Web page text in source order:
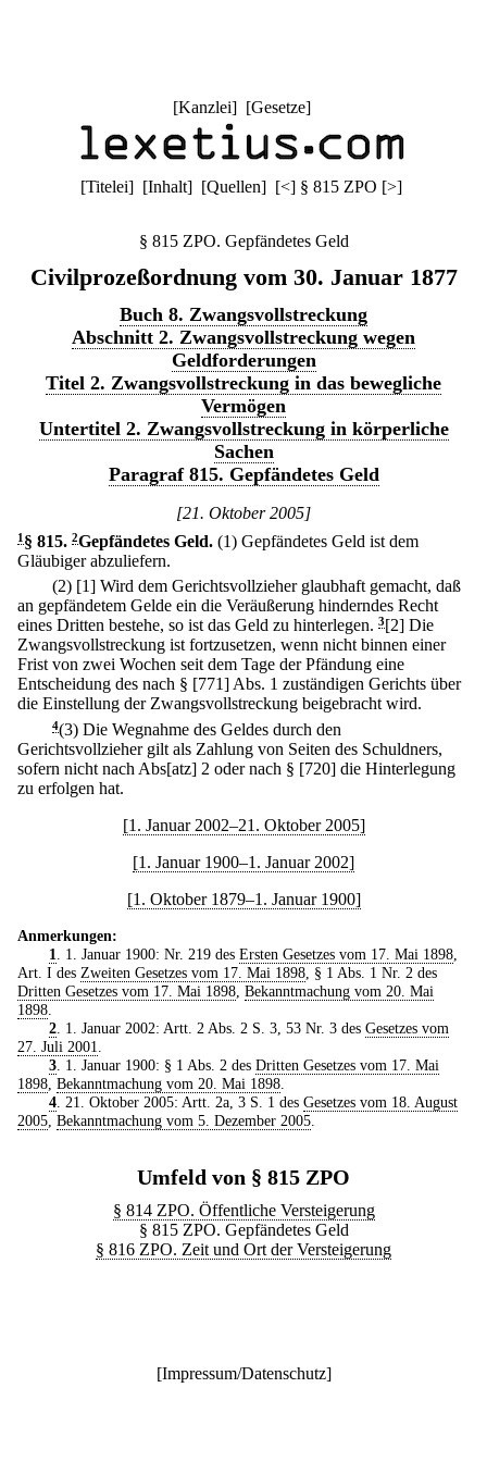
[Kanzlei] [Gesetze]
[Titelei] [Inhalt] [Quellen] [<] § 815 ZPO [>]
§ 815 ZPO. Gepfändetes Geld
Civilprozeßordnung vom 30. Januar 1877
Buch 8. Zwangsvollstreckung
Abschnitt 2. Zwangsvollstreckung wegen
Geldforderungen
Titel 2. Zwangsvollstreckung in das bewegliche
Vermögen
Untertitel 2. Zwangsvollstreckung in körperliche
Sachen
Paragraf 815. Gepfändetes Geld
[21. Oktober 2005]
1 § 815. 2Gepfändetes Geld. (1) Gepfändetes Geld ist dem
Gläubiger abzuliefern.
(2) [1] Wird dem Gerichtsvollzieher glaubhaft gemacht, daß
an gepfändetem Gelde ein die Veräußerung hinderndes Recht
eines Dritten bestehe, so ist das Geld zu hinterlegen. 3[2] Die
Zwangsvollstreckung ist fortzusetzen, wenn nicht binnen einer
Frist von zwei Wochen seit dem Tage der Pfändung eine
Entscheidung des nach § [771] Abs. 1 zuständigen Gerichts über
die Einstellung der Zwangsvollstreckung beigebracht wird.
4(3) Die Wegnahme des Geldes durch den
Gerichtsvollzieher gilt als Zahlung von Seiten des Schuldners,
sofern nicht nach Abs[atz] 2 oder nach § [720] die Hinterlegung
zu erfolgen hat.
[1. Januar 2002–21. Oktober 2005]
[1. Januar 1900–1. Januar 2002]
[1. Oktober 1879–1. Januar 1900]
Anmerkungen:
1
. 1. Januar 1900: Nr. 219 des Ersten Gesetzes vom 17. Mai 1898,
Art. I des Zweiten Gesetzes vom 17. Mai 1898 , § 1 Abs. 1 Nr. 2 des
Dritten Gesetzes vom 17. Mai 1898 Bekanntmachung vom 20. Mai
1898
2. 1. Januar 2002: Artt. 2 Abs. 2 S. 3, 53 Nr. 3 des Gesetzes vom
27. Juli 2001
3. 1. Januar 1900: § 1 Abs. 2 des Dritten Gesetzes vom 17. Mai
1898 Bekanntmachung vom 20. Mai 1898
4. 21. Oktober 2005: Artt. 2a, 3 S. 1 des Gesetzes vom 18. August
2005 Bekanntmachung vom 5. Dezember 2005
Umfeld von § 815 ZPO
§ 814 ZPO. Öffentliche Versteigerung
§ 815 ZPO. Gepfändetes Geld
§ 816 ZPO. Zeit und Ort der Versteigerung
[Impressum/Datenschutz]